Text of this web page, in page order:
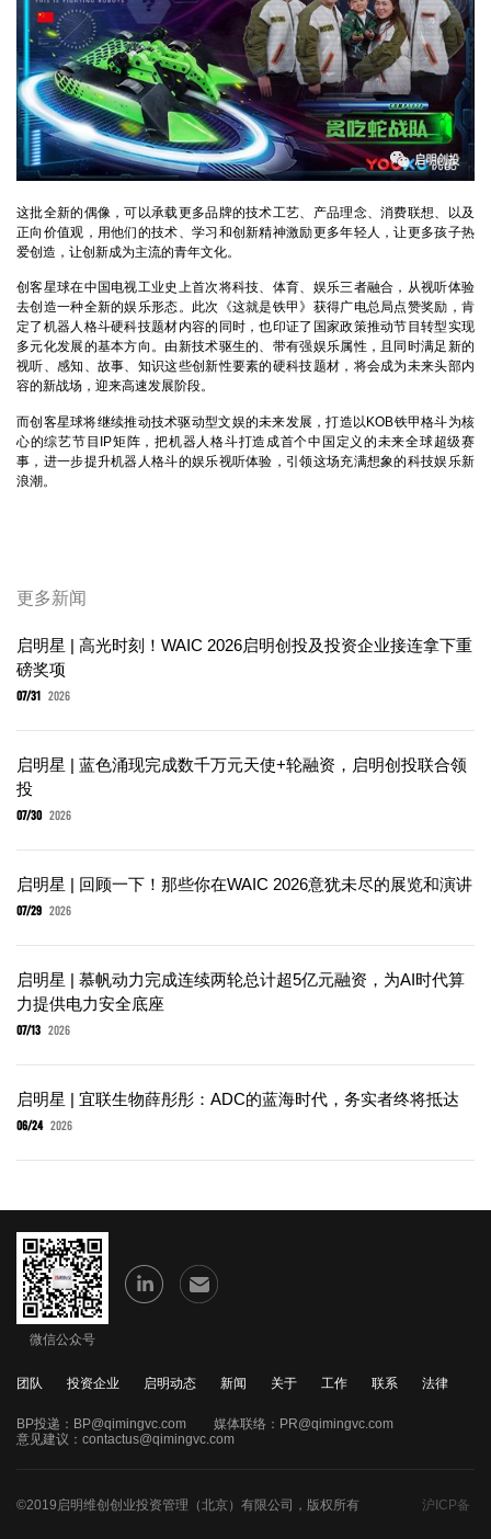
这批全新的偶像，可以承载更多品牌的技术工艺、产品理念、消费联想、以及
正向价值观，用他们的技术、学习和创新精神激励更多年轻人，让更多孩子热
爱创造，让创新成为主流的青年文化。
创客星球在中国电视工业史上首次将科技、体育、娱乐三者融合，从视听体验
去创造一种全新的娱乐形态。此次《这就是铁甲》获得广电总局点赞奖励，肯
定了机器人格斗硬科技题材内容的同时，也印证了国家政策推动节目转型实现
多元化发展的基本方向。由新技术驱生的、带有强娱乐属性，且同时满足新的
视听、感知、故事、知识这些创新性要素的硬科技题材，将会成为未来头部内
容的新战场，迎来高速发展阶段。
而创客星球将继续推动技术驱动型文娱的未来发展，打造以KOB铁甲格斗为核
心的综艺节目IP矩阵，把机器人格斗打造成首个中国定义的未来全球超级赛
事，进一步提升机器人格斗的娱乐视听体验，引领这场充满想象的科技娱乐新
浪潮。
更多新闻
启明星 | 高光时刻！WAIC 2026启明创投及投资企业接连拿下重
磅奖项
07/31 2026
启明星 | 蓝色涌现完成数千万元天使+轮融资，启明创投联合领
投
07/30 2026
启明星 | 回顾一下！那些你在WAIC 2026意犹未尽的展览和演讲
07/29 2026
启明星 | 慕帆动力完成连续两轮总计超5亿元融资，为AI时代算
力提供电力安全底座
07/13 2026
启明星 | 宜联生物薛彤彤：ADC的蓝海时代，务实者终将抵达
06/24 2026
微信公众号
团队 投资企业 启明动态 新闻 关于 工作 联系 法律
BP投递： BP@qimingvc.com 媒体联络： PR@qimingvc.com
意见建议： contactus@qimingvc.com
©2019启明维创创业投资管理（北京）有限公司，版权所有 沪ICP备